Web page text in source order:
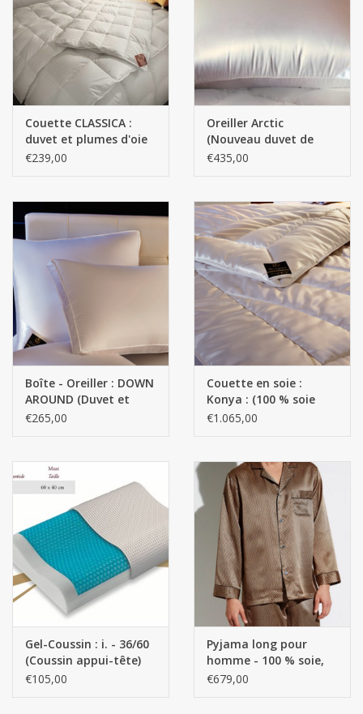
Couette CLASSICA :
duvet et plumes d'oie
polonaise blanche
€239,00
Oreiller Arctic
(Nouveau duvet de
canard arctique blanc)
€435,00
Boîte - Oreiller : DOWN
AROUND (Duvet et
plumes d'oie blanche
€265,00
Couette en soie :
Konya : (100 % soie
naturelle)
€1.065,00
Gel-Coussin : i. - 36/60
(Coussin appui-tête)
€105,00
Pyjama long pour
homme - 100 % soie,
couleur or fantaisie
€679,00